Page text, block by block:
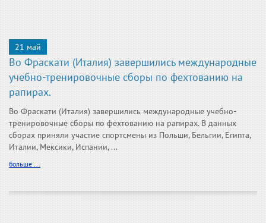
21 май
Во Фраскати (Италия) завершились международные
учебно-тренировочные сборы по фехтованию на
рапирах.
Во Фраскати (Италия) завершились международные учебно-
тренировочные сборы по фехтованию на рапирах. В данных
сборах приняли участие спортсмены из Польши, Бельгии, Египта,
Италии, Мексики, Испании, ...
больше ...